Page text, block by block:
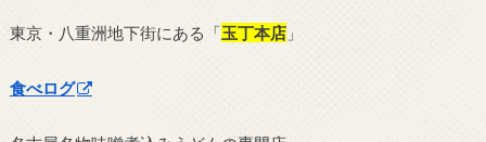
東京・八重洲地下街にある「玉丁本店」
食べログ